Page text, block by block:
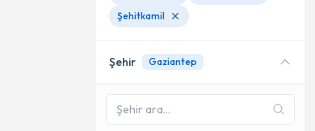
Şehitkamil
Şehir Gaziantep